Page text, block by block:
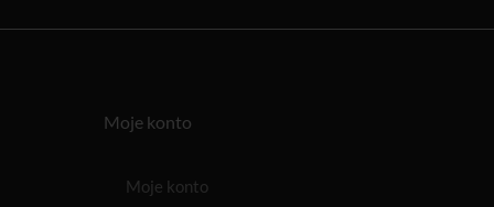
Moje konto
Moje konto